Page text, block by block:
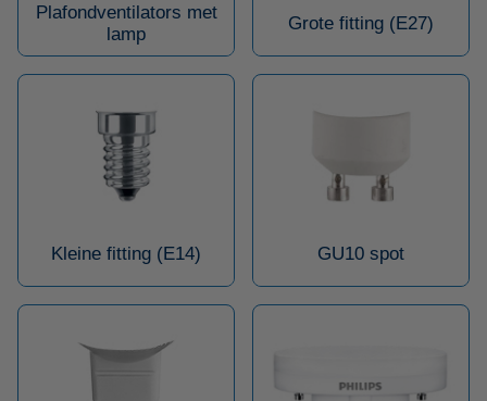
Plafondventilators met
lamp
Grote fitting (E27)
Kleine fitting (E14) GU10 spot